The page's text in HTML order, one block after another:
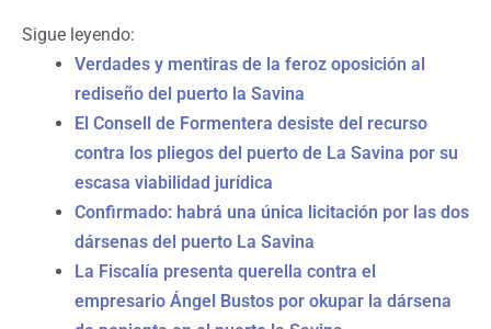
Sigue leyendo:
Verdades y mentiras de la feroz oposición al
rediseño del puerto la Savina
El Consell de Formentera desiste del recurso
contra los pliegos del puerto de La Savina por su
escasa viabilidad jurídica
Confirmado: habrá una única licitación por las dos
dársenas del puerto La Savina
La Fiscalía presenta querella contra el
empresario Ángel Bustos por okupar la dársena